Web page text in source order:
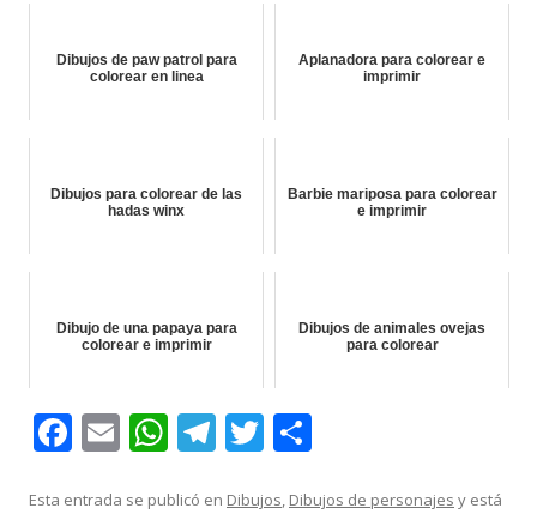
Dibujos de paw patrol para
colorear en linea
Aplanadora para colorear e
imprimir
Dibujos para colorear de las
hadas winx
Barbie mariposa para colorear
e imprimir
Dibujo de una papaya para
colorear e imprimir
Dibujos de animales ovejas
para colorear
F E W T T
Esta entrada se publicó en Dibujos, Dibujos de personajes y está